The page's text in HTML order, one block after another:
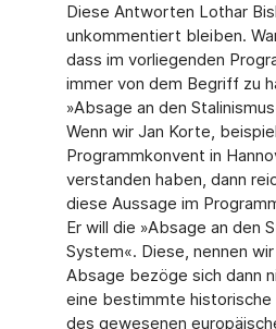
Diese Antworten Lothar
unkommentiert bleiben.
dass im vorliegenden
immer von dem Begriff zu
»Absage an den
Wenn wir Jan Korte,
Programmkonvent in
verstanden haben, dann
diese Aussage im
Er will die »Absage an den
System«. Diese, nennen
Absage bezöge sich dann
eine bestimmte historische
des gewesenen